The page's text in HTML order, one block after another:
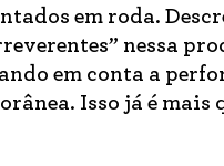
em roda.
nessa
em conta a
Isso já é mais